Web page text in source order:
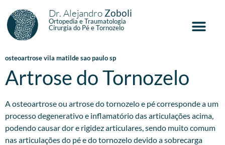
Dr. Alejandro Zoboli
Ortopedia e Traumatologia
Cirurgia do Pé e Tornozelo
osteoartrose vila matilde sao paulo sp
Artrose do Tornozelo
A osteoartrose ou artrose do tornozelo e pé corresponde a um
processo degenerativo e inflamatório das articulações acima,
podendo causar dor e rigidez articulares, sendo muito comum
nas articulações do pé e do tornozelo devido a sobrecarga